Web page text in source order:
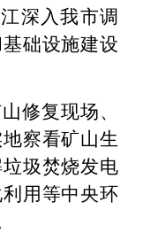
深入我市调
础设施建设
修复现场、
察看矿山生
圾焚烧发电
用等中央环